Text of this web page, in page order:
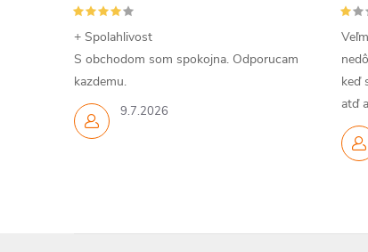
9.7.2026
+ Spolahlivost
S obchodom som spokojna. Odporucam
kazdemu.
keď
atď